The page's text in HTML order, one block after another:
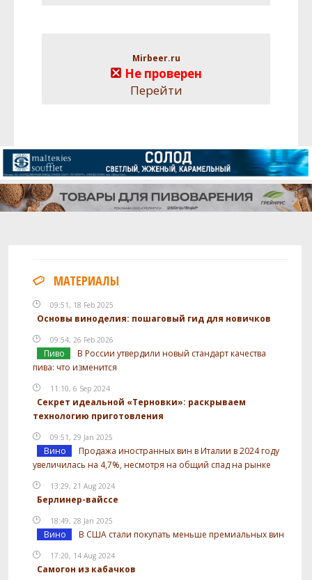
Mirbeer.ru
Не проверен
Перейти
МАТЕРИАЛЫ
09:51, 18 Feb 2025
Основы виноделия: пошаговый гид для новичков
09:54, 26 Feb 2026
Пиво
В России утвердили новый стандарт качества
пива: что изменится
11:10, 6 Sep 2024
Секрет идеальной «Терновки»: раскрываем
технологию приготовления
09:51, 29 Jan 2025
Вино
Продажа иностранных вин в Италии в 2024 году
увеличилась на 4,7%, несмотря на общий спад на рынке
13:29, 21 Aug 2024
Берлинер-вайссе
18:49, 28 Jan 2025
Вино В США стали покупать меньше премиальных вин
17:20, 14 Aug 2024
Самогон из кабачков